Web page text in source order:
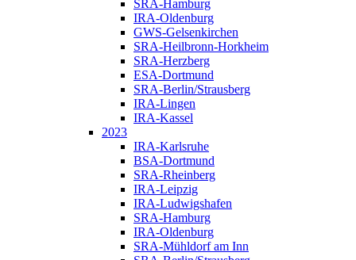
SRA-Hamburg
IRA-Oldenburg
GWS-Gelsenkirchen
SRA-Heilbronn-Horkheim
SRA-Herzberg
ESA-Dortmund
SRA-Berlin/Strausberg
IRA-Lingen
IRA-Kassel
2023
IRA-Karlsruhe
BSA-Dortmund
SRA-Rheinberg
IRA-Leipzig
IRA-Ludwigshafen
SRA-Hamburg
IRA-Oldenburg
SRA-Mühldorf am Inn